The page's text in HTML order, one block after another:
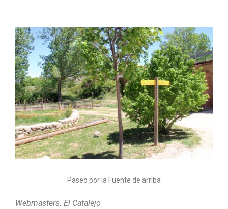
Paseo por la Fuente de arriba
Webmasters. El Catalejo